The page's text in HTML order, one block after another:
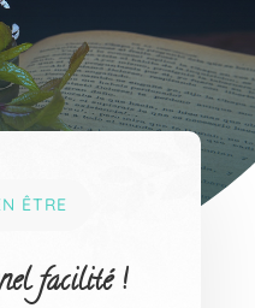
ÊTRE
facilité !